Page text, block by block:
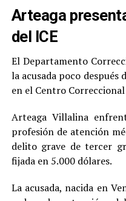
Arteaga
del ICE
El Departamento
la acusada poco después
en el Centro
Arteaga Villalina
profesión de atención
delito grave de tercer
fijada en 5.000 dólares.
La acusada, nacida en